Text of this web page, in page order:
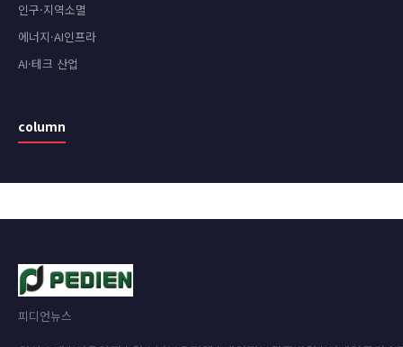
인구·지역소멸
에너지·AI인프라
AI·테크 산업
column
피디언뉴스